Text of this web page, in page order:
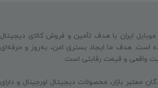
ایران با هدف تأمین و فروش کالای دیجیتال
است. هدف ما ایجاد بستری امن، به‌روز و حرفه‌ای
واقعی و قیمت رقابتی است.
معتبر بازار، محصولات دیجیتال اورجینال و دارای